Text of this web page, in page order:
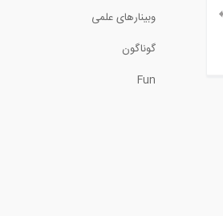
وبینارهای علمی
گوناگون
Fun